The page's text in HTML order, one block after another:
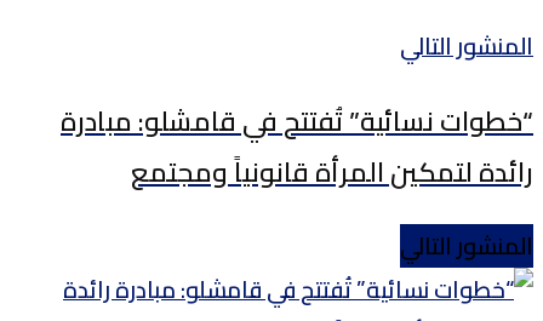
المنشور التالي
“خطوات نسائية” تُفتتح في قامشلو: مبادرة
رائدة لتمكين المرأة قانونياً ومجتمع
المنشور التالي